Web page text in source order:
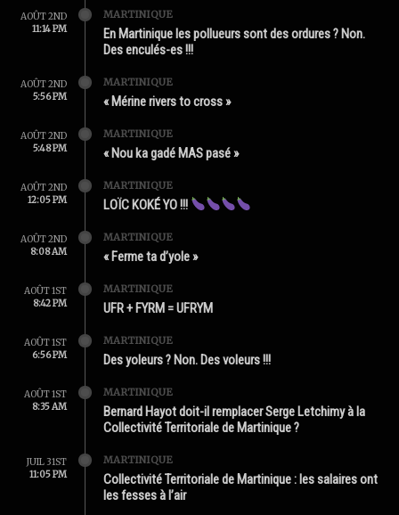
AOÛT 2ND
11:14 PM
MARTINIQUE
En Martinique les pollueurs sont des ordures ? Non.
Des enculés-es !!!
AOÛT 2ND
5:56 PM
MARTINIQUE
« Mérine rivers to cross »
AOÛT 2ND
5:48 PM
MARTINIQUE
« Nou ka gadé MAS pasé »
AOÛT 2ND
12:05 PM
MARTINIQUE
LOÏC KOKÉ YO !!!
AOÛT 2ND
8:08 AM
MARTINIQUE
« Ferme ta d’yole »
AOÛT 1ST
8:42 PM
MARTINIQUE
UFR + FYRM = UFRYM
AOÛT 1ST
6:56 PM
MARTINIQUE
Des yoleurs ? Non. Des voleurs !!!
AOÛT 1ST
8:35 AM
MARTINIQUE
Bernard Hayot doit-il remplacer Serge Letchimy à la
Collectivité Territoriale de Martinique ?
JUIL 31ST
11:05 PM
MARTINIQUE
Collectivité Territoriale de Martinique : les salaires ont
les fesses à l’air